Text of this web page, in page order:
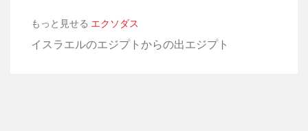
もっと見せる エクソダス
イスラエルのエジプトからの出エジプト